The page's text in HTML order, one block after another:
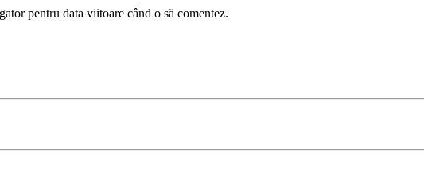
pentru data viitoare când o să comentez.